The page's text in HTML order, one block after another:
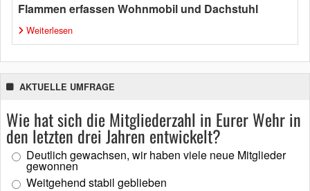
Flammen erfassen Wohnmobil und Dachstuhl
Weiterlesen
AKTUELLE UMFRAGE
Wie hat sich die Mitgliederzahl in Eurer Wehr in
den letzten drei Jahren entwickelt?
Deutlich gewachsen, wir haben viele neue Mitglieder
gewonnen
Weitgehend stabil geblieben